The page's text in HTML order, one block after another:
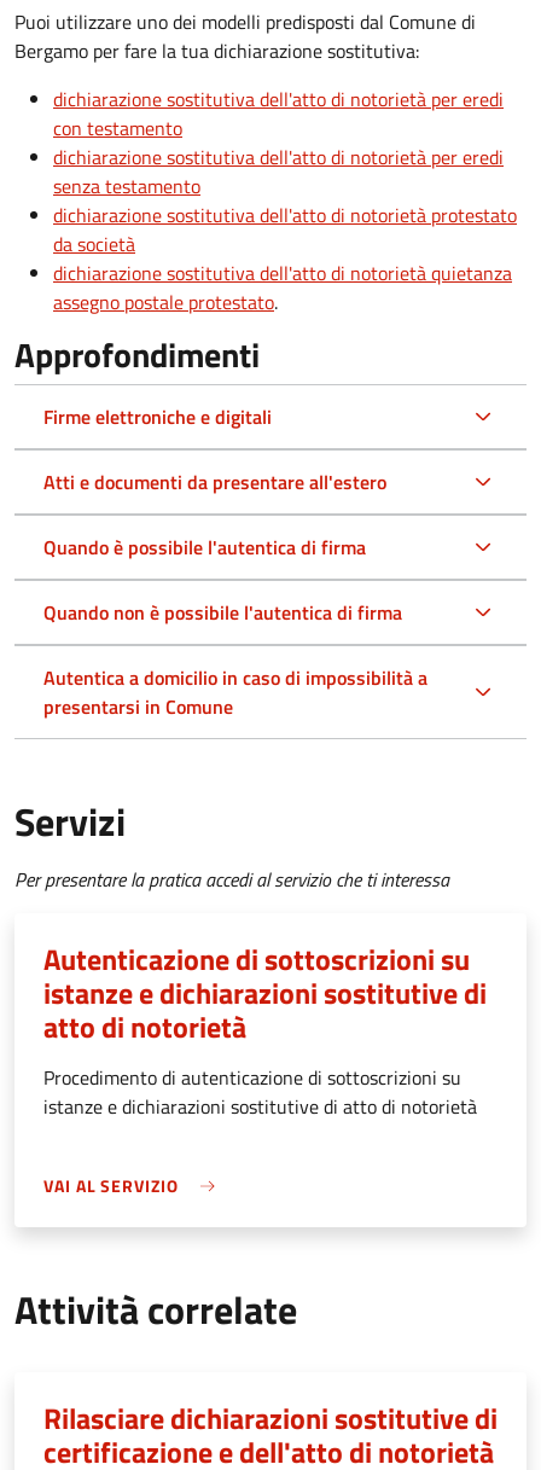
Puoi utilizzare uno dei modelli predisposti dal Comune di
Bergamo per fare la tua dichiarazione sostitutiva:
dichiarazione sostitutiva dell'atto di notorietà per eredi
con testamento
dichiarazione sostitutiva dell'atto di notorietà per eredi
senza testamento
dichiarazione sostitutiva dell'atto di notorietà protestato
da società
dichiarazione sostitutiva dell'atto di notorietà quietanza
assegno postale protestato.
Approfondimenti
Firme elettroniche e digitali
Atti e documenti da presentare all'estero
Quando è possibile l'autentica di firma
Quando non è possibile l'autentica di firma
Autentica a domicilio in caso di impossibilità a
presentarsi in Comune
Servizi
Per presentare la pratica accedi al servizio che ti interessa
Autenticazione di sottoscrizioni su
istanze e dichiarazioni sostitutive di
atto di notorietà
Procedimento di autenticazione di sottoscrizioni su
istanze e dichiarazioni sostitutive di atto di notorietà
VAI AL SERVIZIO
Attività correlate
Rilasciare dichiarazioni sostitutive di
certificazione e dell'atto di notorietà